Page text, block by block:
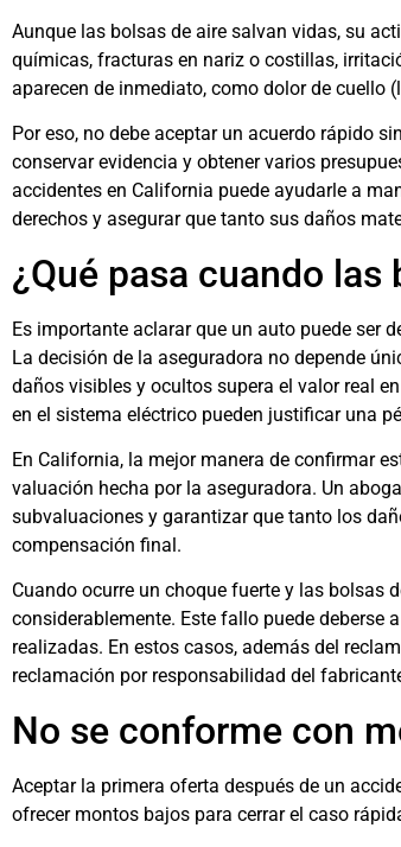
Aunque las bolsas de aire salvan vidas, su
químicas, fracturas en nariz o costillas,
aparecen de inmediato, como dolor de cuello
Por eso, no debe aceptar un acuerdo rápido
conservar evidencia y obtener varios
accidentes en California puede ayudarle a
derechos y asegurar que tanto sus daños
¿Qué pasa cuando
Es importante aclarar que un auto puede ser
La decisión de la aseguradora no depende
daños visibles y ocultos supera el valor real
en el sistema eléctrico pueden justificar una
En California, la mejor manera de confirmar
valuación hecha por la aseguradora. Un
subvaluaciones y garantizar que tanto los
compensación final.
Cuando ocurre un choque fuerte y las bolsas
considerablemente. Este fallo puede deberse
realizadas. En estos casos, además del
reclamación por responsabilidad del
No se conforme con
Aceptar la primera oferta después de un
ofrecer montos bajos para cerrar el caso